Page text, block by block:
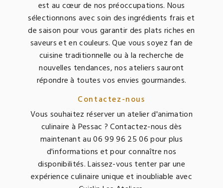
est au cœur de nos préoccupations. Nous
sélectionnons avec soin des ingrédients frais et
de saison pour vous garantir des plats riches en
saveurs et en couleurs. Que vous soyez fan de
cuisine traditionnelle ou à la recherche de
nouvelles tendances, nos ateliers sauront
répondre à toutes vos envies gourmandes.
Contactez-nous
Vous souhaitez réserver un atelier d'animation
culinaire à Pessac ? Contactez-nous dès
maintenant au 06 99 96 25 06 pour plus
d'informations et pour connaître nos
disponibilités. Laissez-vous tenter par une
expérience culinaire unique et inoubliable avec